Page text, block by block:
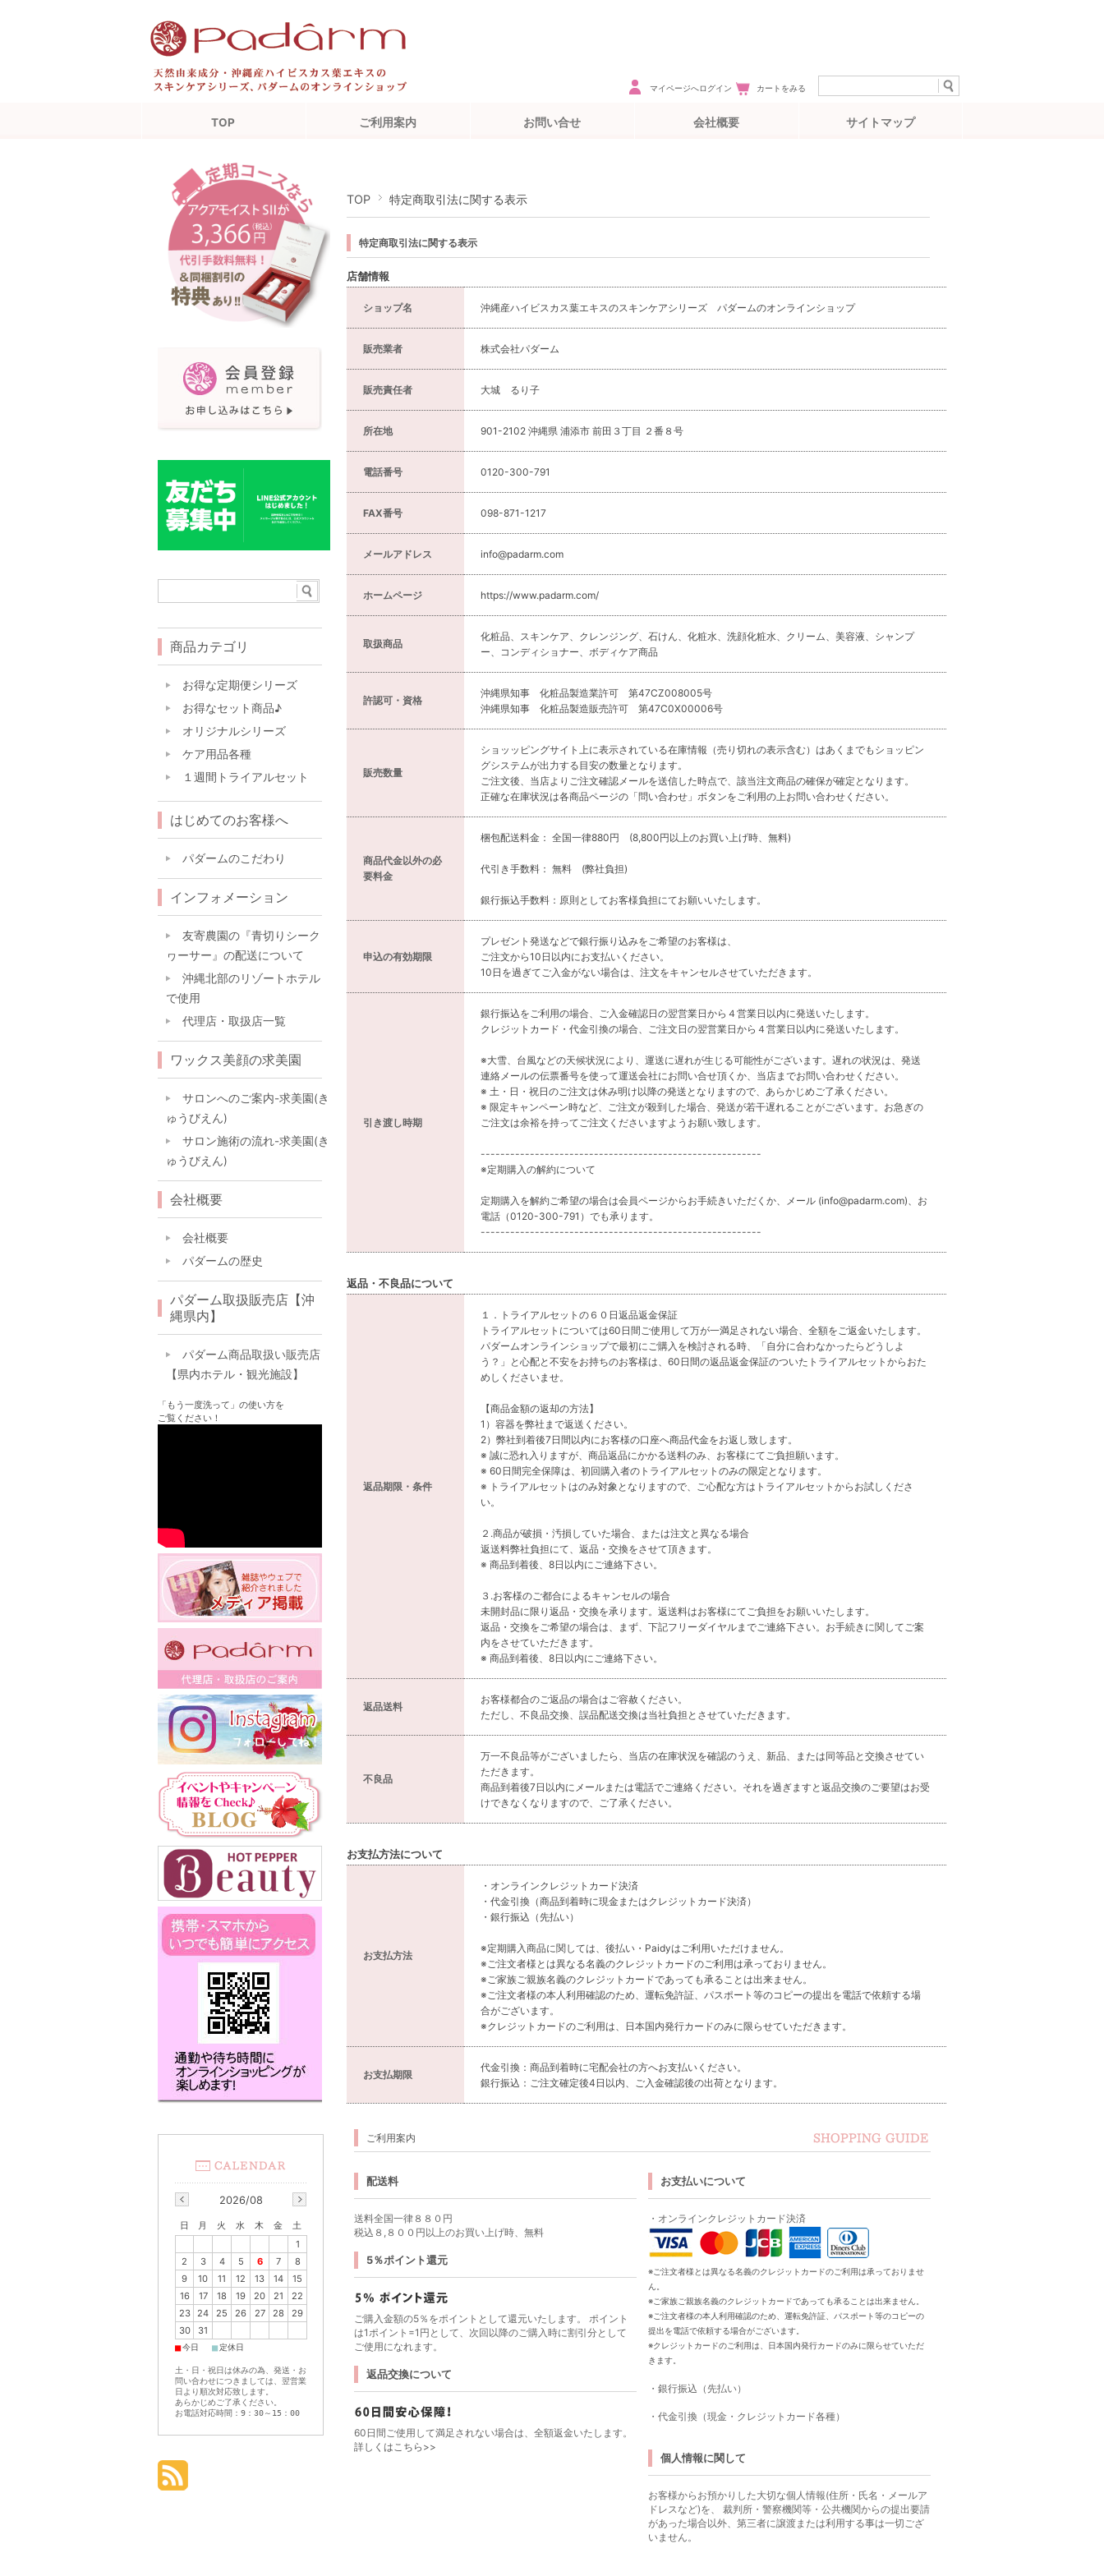
マイページへログイン カートをみる
TOP ご利用案内 お問い合せ 会社概要 サイトマップ
TOP 特定商取引法に関する表示
特定商取引法に関する表示
店舗情報
ショップ名 沖縄産ハイビスカス葉エキスのスキンケアシリーズ パダームのオンラインショップ
販売業者 株式会社パダーム
販売責任者 大城 るり子
所在地 901-2102 沖縄県 浦添市 前田３丁目 ２番８号
電話番号 0120-300-791
FAX番号 098-871-1217
メールアドレス info@padarm.com
ホームページ https://www.padarm.com/
取扱商品
化粧品、スキンケア、クレンジング、石けん、化粧水、洗顔化粧水、クリーム、美容液、シャンプ
ー、コンディショナー、ボディケア商品
許認可・資格
沖縄県知事 化粧品製造業許可 第47CZ008005号
沖縄県知事 化粧品製造販売許可 第47C0X00006号
販売数量
ショッッピングサイト上に表示されている在庫情報（売り切れの表示含む）はあくまでもショッピン
グシステムが出力する目安の数量となります。
ご注文後、当店よりご注文確認メールを送信した時点で、該当注文商品の確保が確定となります。
正確な在庫状況は各商品ページの「問い合わせ」ボタンをご利用の上お問い合わせください。
商品代金以外の必
要料金
梱包配送料金： 全国一律880円 (8,800円以上のお買い上げ時、無料)
代引き手数料： 無料 (弊社負担)
銀行振込手数料：原則としてお客様負担にてお願いいたします。
申込の有効期限
プレゼント発送などで銀行振り込みをご希望のお客様は、
ご注文から10日以内にお支払いください。
10日を過ぎてご入金がない場合は、注文をキャンセルさせていただきます。
引き渡し時期
銀行振込をご利用の場合、ご入金確認日の翌営業日から４営業日以内に発送いたします。
クレジットカード・代金引換の場合、ご注文日の翌営業日から４営業日以内に発送いたします。
※大雪、台風などの天候状況により、運送に遅れが生じる可能性がございます。遅れの状況は、発送
連絡メールの伝票番号を使って運送会社にお問い合せ頂くか、当店までお問い合わせください。
※ 土・日・祝日のご注文は休み明け以降の発送となりますので、あらかじめご了承ください。
※ 限定キャンペーン時など、ご注文が殺到した場合、発送が若干遅れることがございます。お急ぎの
ご注文は余裕を持ってご注文くださいますようお願い致します。
---------------------------------------------------------
※定期購入の解約について
定期購入を解約ご希望の場合は会員ページからお手続きいただくか、メール (info@padarm.com)、お
電話（0120-300-791）でも承ります。
---------------------------------------------------------
返品・不良品について
返品期限・条件
１．トライアルセットの６０日返品返金保証
トライアルセットについては60日間ご使用して万が一満足されない場合、全額をご返金いたします。
パダームオンラインショップで最初にご購入を検討される時、「自分に合わなかったらどうしよ
う？」と心配と不安をお持ちのお客様は、60日間の返品返金保証のついたトライアルセットからおた
めしくださいませ。
【商品金額の返却の方法】
1）容器を弊社まで返送ください。
2）弊社到着後7日間以内にお客様の口座へ商品代金をお返し致します。
※ 誠に恐れ入りますが、商品返品にかかる送料のみ、お客様にてご負担願います。
※ 60日間完全保障は、初回購入者のトライアルセットのみの限定となります。
※ トライアルセットはのみ対象となりますので、ご心配な方はトライアルセットからお試しくださ
い。
２.商品が破損・汚損していた場合、または注文と異なる場合
返送料弊社負担にて、返品・交換をさせて頂きます。
※ 商品到着後、8日以内にご連絡下さい。
３.お客様のご都合によるキャンセルの場合
未開封品に限り返品・交換を承ります。返送料はお客様にてご負担をお願いいたします。
返品・交換をご希望の場合は、まず、下記フリーダイヤルまでご連絡下さい。お手続きに関してご案
内をさせていただきます。
※ 商品到着後、8日以内にご連絡下さい。
返品送料
お客様都合のご返品の場合はご容赦ください。
ただし、不良品交換、誤品配送交換は当社負担とさせていただきます。
不良品
万一不良品等がございましたら、当店の在庫状況を確認のうえ、新品、または同等品と交換させてい
ただきます。
商品到着後7日以内にメールまたは電話でご連絡ください。それを過ぎますと返品交換のご要望はお受
けできなくなりますので、ご了承ください。
お支払方法について
お支払方法
・オンラインクレジットカード決済
・代金引換（商品到着時に現金またはクレジットカード決済）
・銀行振込（先払い）
※定期購入商品に関しては、後払い・Paidyはご利用いただけません。
※ご注文者様とは異なる名義のクレジットカードのご利用は承っておりません。
※ご家族ご親族名義のクレジットカードであっても承ることは出来ません。
※ご注文者様の本人利用確認のため、運転免許証、パスポート等のコピーの提出を電話で依頼する場
合がございます。
※クレジットカードのご利用は、日本国内発行カードのみに限らせていただきます。
お支払期限
代金引換：商品到着時に宅配会社の方へお支払いください。
銀行振込：ご注文確定後4日以内、ご入金確認後の出荷となります。
ご利用案内
配送料
送料全国一律８８０円
税込８,８００円以上のお買い上げ時、無料
5％ポイント還元
ご購入金額の5％をポイントとして還元いたします。 ポイント
は1ポイント=1円として、次回以降のご購入時に割引分として
ご使用になれます。
返品交換について
60日間ご使用して満足されない場合は、全額返金いたします。
詳しくはこちら>>
お支払いについて
・オンラインクレジットカード決済
※ご注文者様とは異なる名義のクレジットカードのご利用は承っておりませ
ん。
※ご家族ご親族名義のクレジットカードであっても承ることは出来ません。
※ご注文者様の本人利用確認のため、運転免許証、パスポート等のコピーの
提出を電話で依頼する場合がございます。
※クレジットカードのご利用は、日本国内発行カードのみに限らせていただ
きます。
・銀行振込（先払い）
・代金引換（現金・クレジットカード各種）
個人情報に関して
お客様からお預かりした大切な個人情報(住所・氏名・メールア
ドレスなど)を、 裁判所・警察機関等・公共機関からの提出要請
があった場合以外、第三者に譲渡または利用する事は一切ござ
いません。
商品カテゴリ
お得な定期便シリーズ
お得なセット商品♪
オリジナルシリーズ
ケア用品各種
１週間トライアルセット
はじめてのお客様へ
パダームのこだわり
インフォメーション
友寄農園の『青切りシーク
ヮーサー』の配送について
沖縄北部のリゾートホテル
で使用
代理店・取扱店一覧
ワックス美顔の求美園
サロンへのご案内-求美園(き
ゅうびえん)
サロン施術の流れ-求美園(き
ゅうびえん)
会社概要
会社概要
パダームの歴史
パダーム取扱販売店【沖
縄県内】
パダーム商品取扱い販売店
【県内ホテル・観光施設】
「もう一度洗って」の使い方を
ご覧ください！
2026/08
日 月 火 水 木 金
土
1
2
3 4 5 6 7
8
9
10 11 12 13 14
15
16
17 18 19 20 21
22
23
24 25 26 27 28
29
30
31
■今日 ■定休日
土・日・祝日は休みの為、発送・お
問い合わせにつきましては、翌営業
日より順次対応致します。
あらかじめご了承ください。
お電話対応時間：9：30～15：00